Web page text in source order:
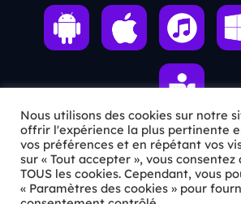
ℹ️ INFOS PRATIQUES
✉️Contact
Nous utilisons des cookies sur notre
offrir l'expérience la plus pertinente
vos préférences et en répétant vos
sur « Tout accepter », vous
TOUS les cookies. Cependant, vous
« Paramètres des cookies » pour